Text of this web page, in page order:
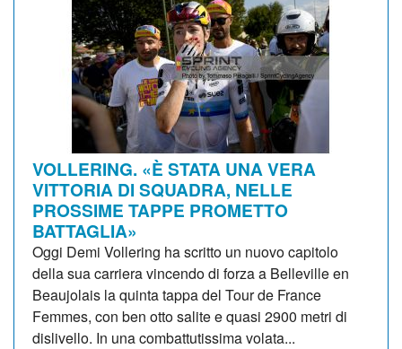
VOLLERING. «È STATA UNA VERA
VITTORIA DI SQUADRA, NELLE
PROSSIME TAPPE PROMETTO
BATTAGLIA»
Oggi Demi Vollering ha scritto un nuovo capitolo
della sua carriera vincendo di forza a Belleville en
Beaujolais la quinta tappa del Tour de France
Femmes, con ben otto salite e quasi 2900 metri di
dislivello. In una combattutissima volata...